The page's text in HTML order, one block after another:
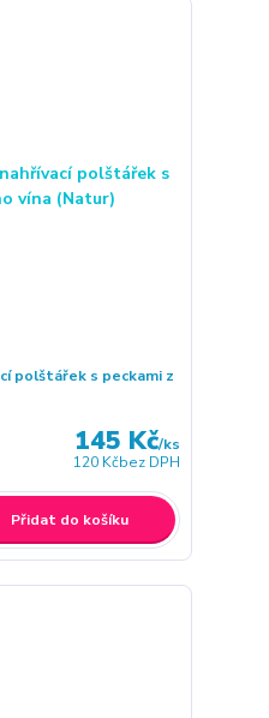
polštářek s peckami z
145 Kč/ks
120 Kčbez DPH
Přidat do košíku